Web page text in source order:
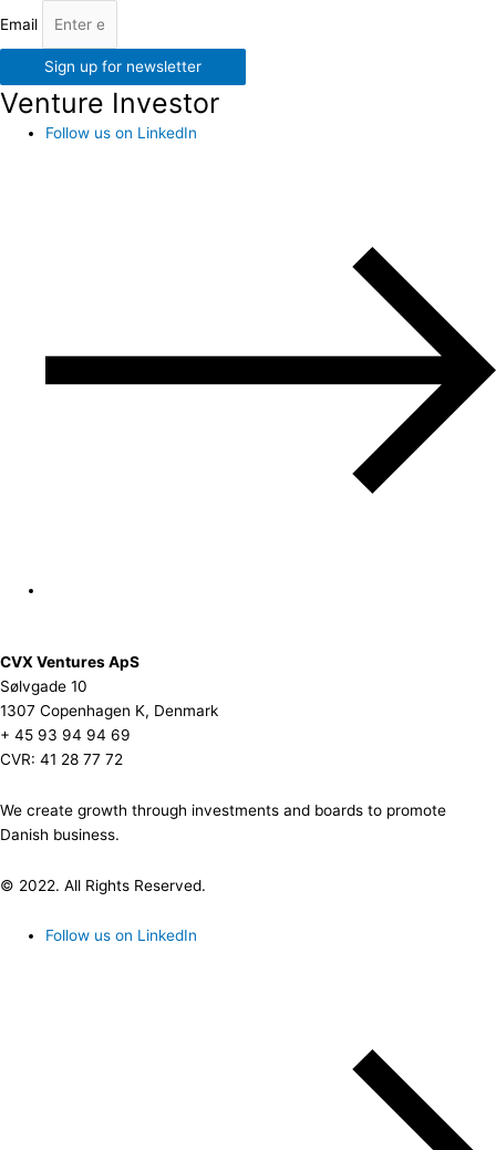
Email
Sign up for newsletter
Venture Investor
Follow us on LinkedIn
CVX Ventures ApS
Sølvgade 10
1307 Copenhagen K, Denmark
+ 45 93 94 94 69
CVR: 41 28 77 72
We create growth through investments and boards to promote
Danish business.
© 2022. All Rights Reserved.
Follow us on LinkedIn